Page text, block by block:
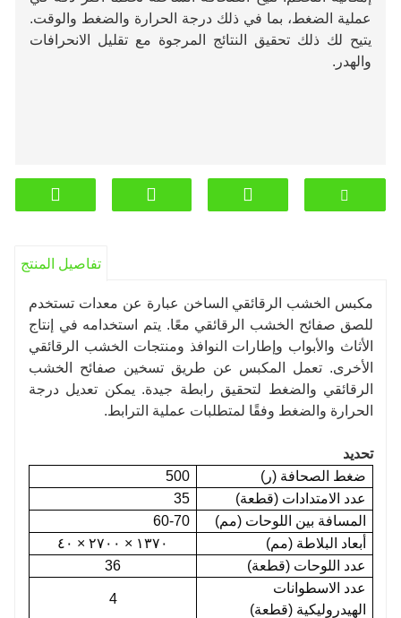
عملية الضغط، بما في ذلك درجة الحرارة والضغط والوقت.
يتيح لك ذلك تحقيق النتائج المرجوة مع تقليل الانحرافات
والهدر.
تفاصيل المنتج
مكبس الخشب الرقائقي الساخن عبارة عن معدات تستخدم
للصق صفائح الخشب الرقائقي معًا. يتم استخدامه في إنتاج
الأثاث والأبواب وإطارات النوافذ ومنتجات الخشب الرقائقي
الأخرى. تعمل المكبس عن طريق تسخين صفائح الخشب
الرقائقي والضغط لتحقيق رابطة جيدة. يمكن تعديل درجة
الحرارة والضغط وفقًا لمتطلبات عملية الترابط.
تحديد
ضغط الصحافة (ر)
500
عدد الامتدادات (قطعة)
35
المسافة بين اللوحات (مم)
60-70
أبعاد البلاطة (مم)
١٣٧٠ × ٢٧٠٠ × ٤٠
عدد اللوحات (قطعة)
36
عدد الاسطوانات
الهيدروليكية (قطعة)
4